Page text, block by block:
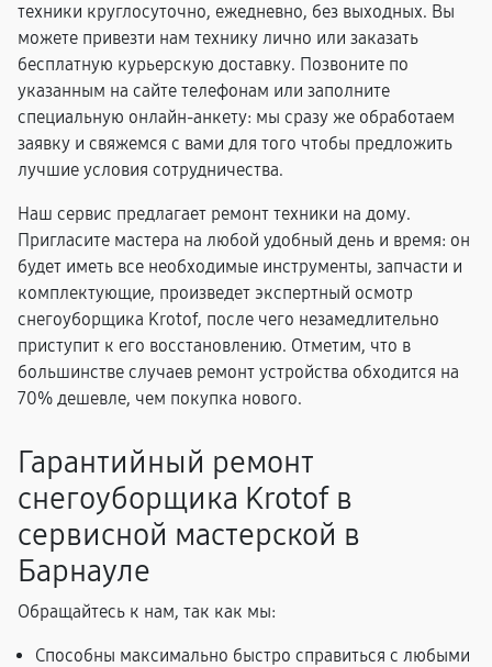
техники круглосуточно, ежедневно, без выходных. Вы
можете привезти нам технику лично или заказать
бесплатную курьерскую доставку. Позвоните по
указанным на сайте телефонам или заполните
специальную онлайн-анкету: мы сразу же обработаем
заявку и свяжемся с вами для того чтобы предложить
лучшие условия сотрудничества.
Наш сервис предлагает ремонт техники на дому.
Пригласите мастера на любой удобный день и время: он
будет иметь все необходимые инструменты, запчасти и
комплектующие, произведет экспертный осмотр
снегоуборщика Krotof, после чего незамедлительно
приступит к его восстановлению. Отметим, что в
большинстве случаев ремонт устройства обходится на
70% дешевле, чем покупка нового.
Гарантийный ремонт
снегоуборщика Krotof в
сервисной мастерской в
Барнауле
Обращайтесь к нам, так как мы:
Способны максимально быстро справиться с любыми